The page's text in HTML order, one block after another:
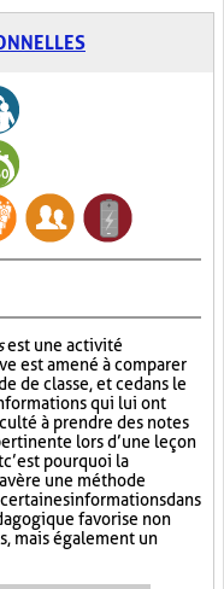
est une activité
est amené à comparer
de classe, et ce dans le
qui lui ont
à prendre des notes
lors d’une leçon
pourquoi la
une méthode
informations dans
favorise non
mais également un